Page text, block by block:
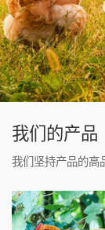
我们的产品
我们坚持产品的高